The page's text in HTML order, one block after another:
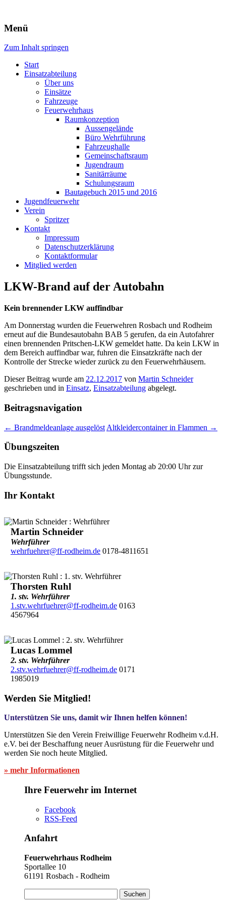
Freiwillige Feuerwehr Rodheim
v.d.H.
Menü
Zum Inhalt springen
Start
Einsatzabteilung
Über uns
Einsätze
Fahrzeuge
Feuerwehrhaus
Raumkonzeption
Aussengelände
Büro Wehrführung
Fahrzeughalle
Gemeinschaftsraum
Jugendraum
Sanitärräume
Schulungsraum
Bautagebuch 2015 und 2016
Jugendfeuerwehr
Verein
Spritzer
Kontakt
Impressum
Datenschutzerklärung
Kontaktformular
Mitglied werden
LKW-Brand auf der Autobahn
Kein brennender LKW auffindbar
Am Donnerstag wurden die Feuerwehren Rosbach und Rodheim
erneut auf die Bundesautobahn BAB 5 gerufen, da ein Autofahrer
einen brennenden Pritschen-LKW gemeldet hatte. Da kein LKW in
dem Bereich auffindbar war, fuhren die Einsatzkräfte nach der
Kontrolle der Strecke wieder zurück zu den Feuerwehrhäusern.
Dieser Beitrag wurde am 22.12.2017 von Martin Schneider
geschrieben und in Einsatz, Einsatzabteilung abgelegt.
Beitragsnavigation
← Brandmeldeanlage ausgelöst Altkleidercontainer in Flammen →
Übungszeiten
Die Einsatzabteilung trifft sich jeden Montag ab 20:00 Uhr zur
Übungsstunde.
Ihr Kontakt
Martin Schneider
Wehrführer
wehrfuehrer@ff-rodheim.de0178-4811651
Thorsten Ruhl
1. stv. Wehrführer
1.stv.wehrfuehrer@ff-rodheim.de0163
4567964
Lucas Lommel
2. stv. Wehrführer
2.stv.wehrfuehrer@ff-rodheim.de0171
1985019
Werden Sie Mitglied!
Unterstützen Sie uns, damit wir Ihnen helfen können!
Unterstützen Sie den Verein Freiwillige Feuerwehr Rodheim v.d.H.
e.V. bei der Beschaffung neuer Ausrüstung für die Feuerwehr und
werden Sie noch heute Mitglied.
» mehr Informationen
Ihre Feuerwehr im Internet
Facebook
RSS-Feed
Anfahrt
Feuerwehrhaus Rodheim
Sportallee 10
61191 Rosbach - Rodheim
nach: